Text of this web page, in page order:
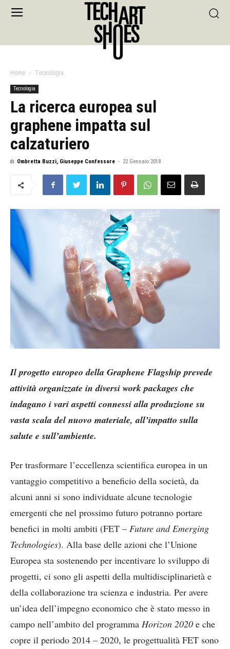
Home Tecnologia
Tecnologia
La ricerca europea sul
graphene impatta sul
calzaturiero
di Ombretta Buzzi, Giuseppe Confessore - 22 Gennaio 2018
Il progetto europeo della Graphene Flagship prevede
attività organizzate in diversi work packages che
indagano i vari aspetti connessi alla produzione su
vasta scala del nuovo materiale, all’impatto sulla
salute e sull’ambiente.
Per trasformare l’eccellenza scientifica europea in un
vantaggio competitivo a beneficio della società, da
alcuni anni si sono individuate alcune tecnologie
emergenti che nel prossimo futuro potranno portare
benefici in molti ambiti (FET – Future and Emerging
Technologies). Alla base delle azioni che l’Unione
Europea sta sostenendo per incentivare lo sviluppo di
progetti, ci sono gli aspetti della multidisciplinarietà e
della collaborazione tra scienza e industria. Per avere
un’idea dell’impegno economico che è stato messo in
campo nell’ambito del programma Horizon 2020 e che
copre il periodo 2014 – 2020, le progettualità FET sono